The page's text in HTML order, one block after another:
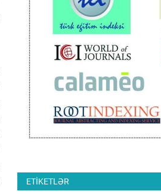
ETIKETLƏR